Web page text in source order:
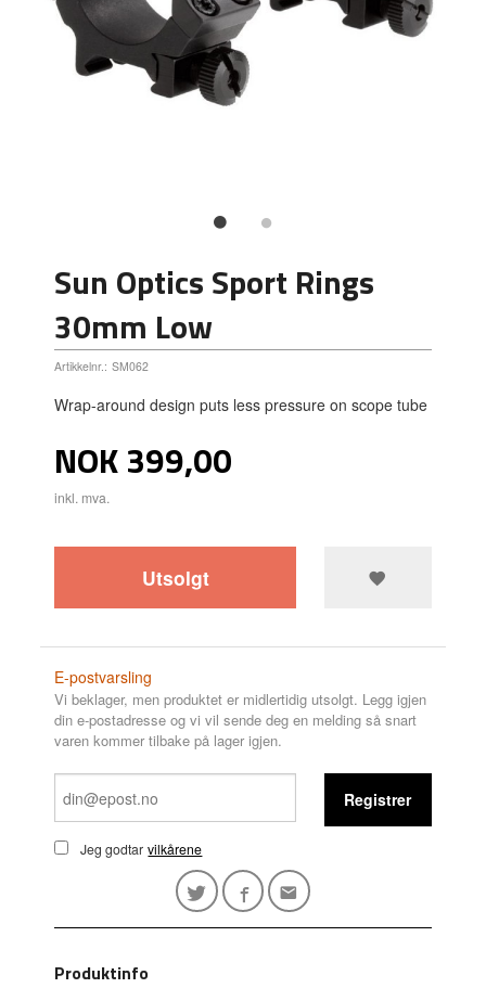
Sun Optics Sport Rings
30mm Low
Artikkelnr.: SM062
Wrap-around design puts less pressure on scope tube
Pris
NOK399,00
inkl. mva.
Utsolgt
E-postvarsling
Vi beklager, men produktet er midlertidig utsolgt. Legg igjen
din e-postadresse og vi vil sende deg en melding så snart
varen kommer tilbake på lager igjen.
Jeg godtar vilkårene
Registrer
Produktinfo